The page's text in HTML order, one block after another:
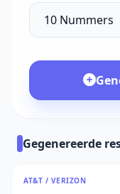
Gegenereerde
AT&T / VERIZON